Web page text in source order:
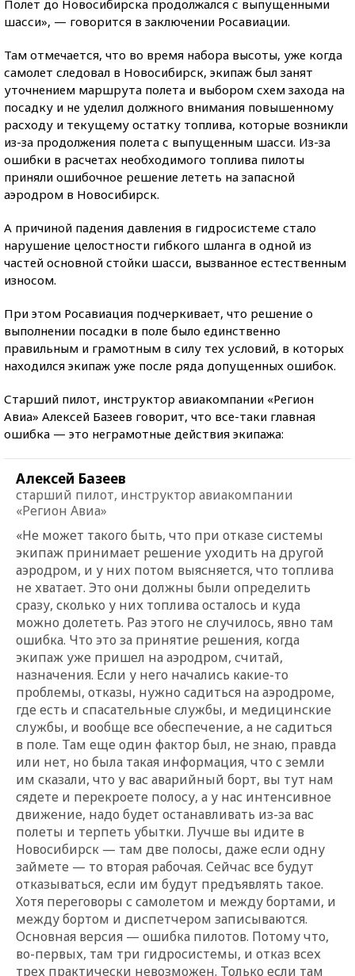
Полет до Новосибирска продолжался с выпущенными
шасси», — говорится в заключении Росавиации.
Там отмечается, что во время набора высоты, уже когда
самолет следовал в Новосибирск, экипаж был занят
уточнением маршрута полета и выбором схем захода на
посадку и не уделил должного внимания повышенному
расходу и текущему остатку топлива, которые возникли
из-за продолжения полета с выпущенным шасси. Из-за
ошибки в расчетах необходимого топлива пилоты
приняли ошибочное решение лететь на запасной
аэродром в Новосибирск.
А причиной падения давления в гидросистеме стало
нарушение целостности гибкого шланга в одной из
частей основной стойки шасси, вызванное естественным
износом.
При этом Росавиация подчеркивает, что решение о
выполнении посадки в поле было единственно
правильным и грамотным в силу тех условий, в которых
находился экипаж уже после ряда допущенных ошибок.
Старший пилот, инструктор авиакомпании «Регион
Авиа» Алексей Базеев говорит, что все-таки главная
ошибка — это неграмотные действия экипажа:
Алексей Базеев
старший пилот, инструктор авиакомпании
«Регион Авиа»
«Не может такого быть, что при отказе системы
экипаж принимает решение уходить на другой
аэродром, и у них потом выясняется, что топлива
не хватает. Это они должны были определить
сразу, сколько у них топлива осталось и куда
можно долететь. Раз этого не случилось, явно там
ошибка. Что это за принятие решения, когда
экипаж уже пришел на аэродром, считай,
назначения. Если у него начались какие-то
проблемы, отказы, нужно садиться на аэродроме,
где есть и спасательные службы, и медицинские
службы, и вообще все обеспечение, а не садиться
в поле. Там еще один фактор был, не знаю, правда
или нет, но была такая информация, что с земли
им сказали, что у вас аварийный борт, вы тут нам
сядете и перекроете полосу, а у нас интенсивное
движение, надо будет останавливать из-за вас
полеты и терпеть убытки. Лучше вы идите в
Новосибирск — там две полосы, даже если одну
займете — то вторая рабочая. Сейчас все будут
отказываться, если им будут предъявлять такое.
Хотя переговоры с самолетом и между бортами, и
между бортом и диспетчером записываются.
Основная версия — ошибка пилотов. Потому что,
во-первых, там три гидросистемы, и отказ всех
трех практически невозможен. Только если там